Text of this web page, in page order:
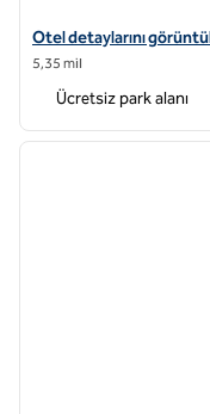
Hilton Grand Vacations
Otel detaylarını
5,35 mil
Ücretsiz park alanı
1 / 12